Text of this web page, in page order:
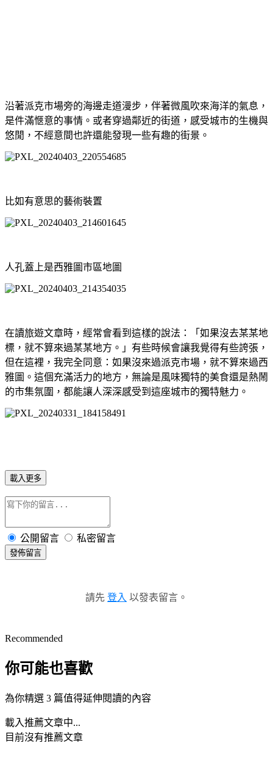
沿著派克市場旁的海邊走道漫步，伴著微風吹來海洋的氣息，
是件滿愜意的事情。或者穿過鄰近的街道，感受城市的生機與
悠閒，不經意間也許還能發現一些有趣的街景。
比如有意思的藝術裝置
人孔蓋上是西雅圖市區地圖
在讀旅遊文章時，經常會看到這樣的說法：「如果沒去某某地
標，就不算來過某某地方。」有些時候會讓我覺得有些誇張，
但在這裡，我完全同意：如果沒來過派克市場，就不算來過西
雅圖。這個充滿活力的地方，無論是風味獨特的美食還是熱鬧
的市集氛圍，都能讓人深深感受到這座城市的獨特魅力。
載入更多
公開留言 私密留言
發佈留言
請先 登入 以發表留言。
Recommended
你可能也喜歡
為你精選 3 篇值得延伸閱讀的內容
載入推薦文章中...
目前沒有推薦文章